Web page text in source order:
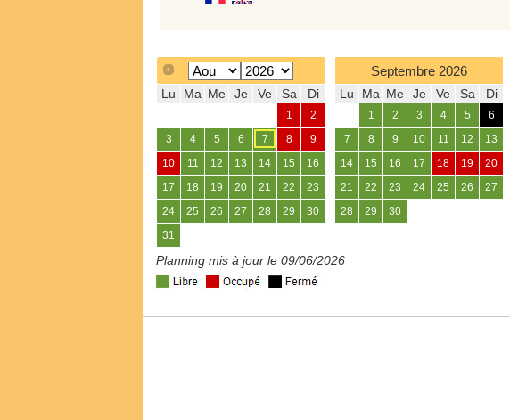
Lu Ma Me Je Ve Sa Di
1 2
3 4 5 6 7 8 9
10 11 12 13 14 15 16
17 18 19 20 21 22 23
24 25 26 27 28 29 30
31
Septembre 2026
Lu Ma Me Je Ve Sa Di
1 2 3 4 5 6
7 8 9 10 11 12 13
14 15 16 17 18 19 20
21 22 23 24 25 26 27
28 29 30
Planning mis à jour le 09/06/2026